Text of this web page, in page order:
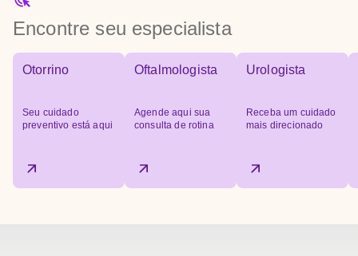
Encontre seu especialista
Otorrino
Seu cuidado
preventivo está aqui
Oftalmologista
Agende aqui sua
consulta de rotina
Urologista
Receba um cuidado
mais direcionado